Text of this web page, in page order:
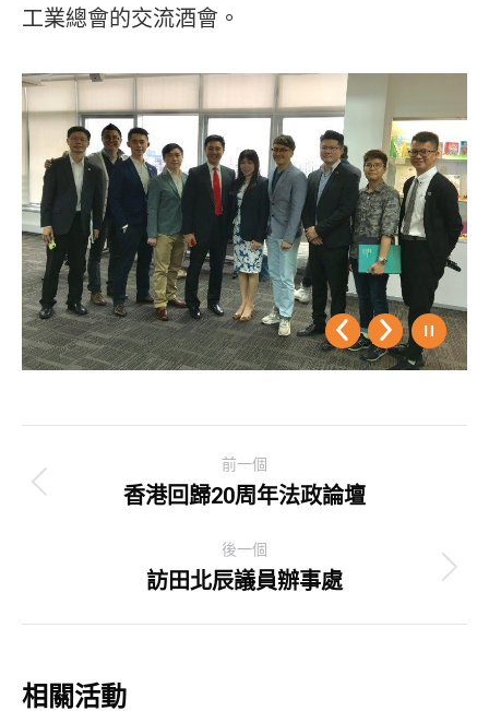
工業總會的交流酒會。
navigation
前一個
Previous
香港回歸20周年法政論壇
後一個
Next
訪田北辰議員辦事處
相關活動